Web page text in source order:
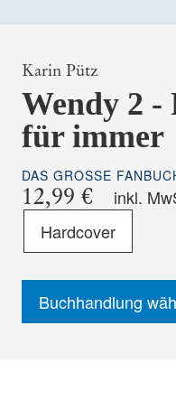
Karin Pütz
Wendy 2 -
für immer
DAS GROSSE FANBUCH
12,99 €
inkl.
Hardcover
Buchhandlung